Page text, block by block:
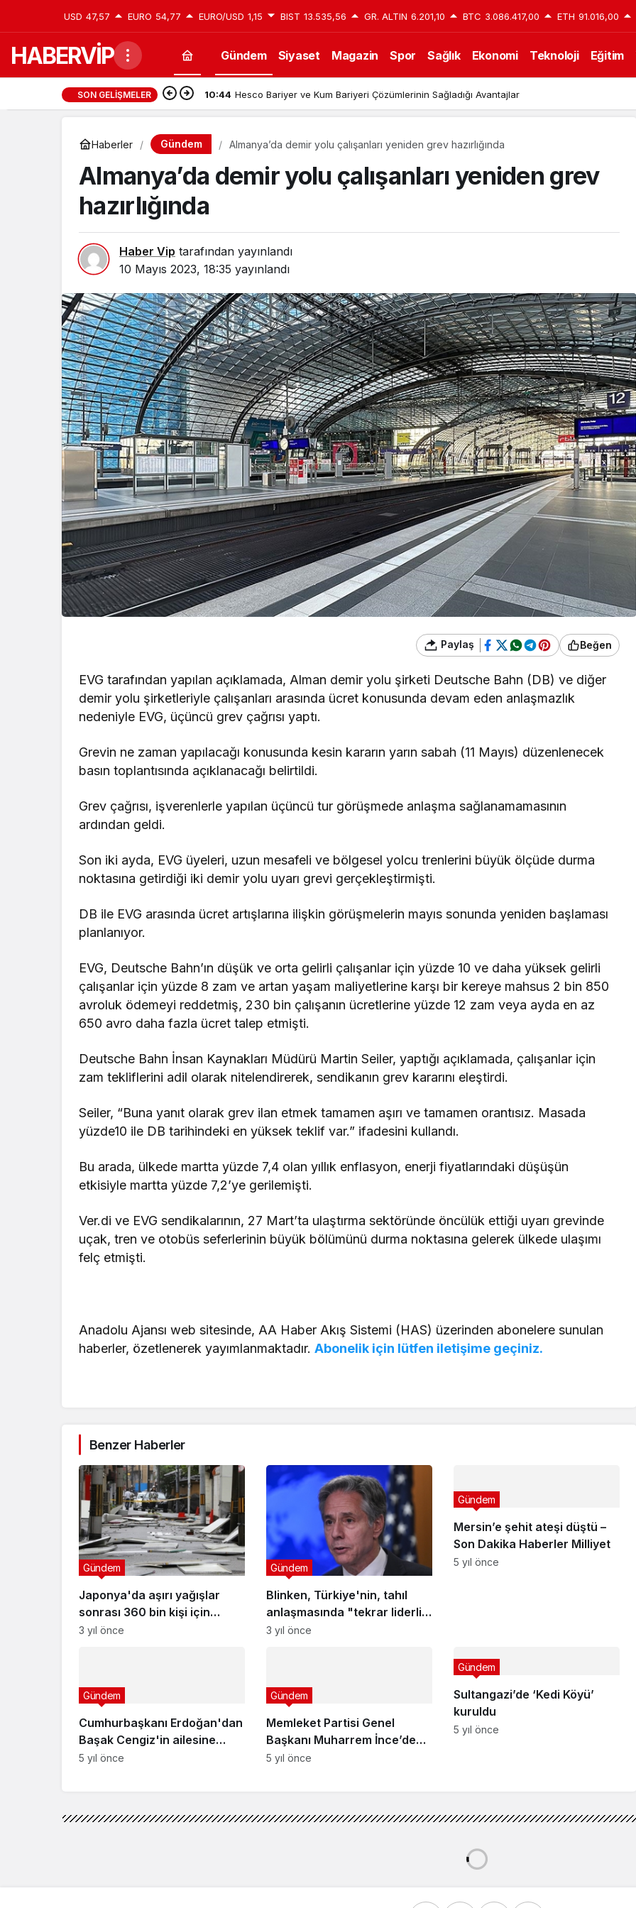
USD 47,57 EURO 54,77 EURO/USD 1,15 BIST 13.535,56 GR. ALTIN 6.201,10 BTC 3.086.417,00 ETH 91.016,00
HABERVİP Gündem Siyaset Magazin Spor Sağlık Ekonomi Teknoloji Eğitim
SON GELIŞMELER 10:44 Hesco Bariyer ve Kum Bariyeri Çözümlerinin Sağladığı Avantajlar
Haberler Gündem Almanya’da demir yolu çalışanları yeniden grev hazırlığında
Almanya’da demir yolu çalışanları yeniden grev
hazırlığında
Haber Vip tarafından yayınlandı
10 Mayıs 2023, 18:35 yayınlandı
Paylaş Beğen
EVG tarafından yapılan açıklamada, Alman demir yolu şirketi Deutsche Bahn (DB) ve diğer
demir yolu şirketleriyle çalışanları arasında ücret konusunda devam eden anlaşmazlık
nedeniyle EVG, üçüncü grev çağrısı yaptı.
Grevin ne zaman yapılacağı konusunda kesin kararın yarın sabah (11 Mayıs) düzenlenecek
basın toplantısında açıklanacağı belirtildi.
Grev çağrısı, işverenlerle yapılan üçüncü tur görüşmede anlaşma sağlanamamasının
ardından geldi.
Son iki ayda, EVG üyeleri, uzun mesafeli ve bölgesel yolcu trenlerini büyük ölçüde durma
noktasına getirdiği iki demir yolu uyarı grevi gerçekleştirmişti.
DB ile EVG arasında ücret artışlarına ilişkin görüşmelerin mayıs sonunda yeniden başlaması
planlanıyor.
EVG, Deutsche Bahn’ın düşük ve orta gelirli çalışanlar için yüzde 10 ve daha yüksek gelirli
çalışanlar için yüzde 8 zam ve artan yaşam maliyetlerine karşı bir kereye mahsus 2 bin 850
avroluk ödemeyi reddetmiş, 230 bin çalışanın ücretlerine yüzde 12 zam veya ayda en az
650 avro daha fazla ücret talep etmişti.
Deutsche Bahn İnsan Kaynakları Müdürü Martin Seiler, yaptığı açıklamada, çalışanlar için
zam tekliflerini adil olarak nitelendirerek, sendikanın grev kararını eleştirdi.
Seiler, “Buna yanıt olarak grev ilan etmek tamamen aşırı ve tamamen orantısız. Masada
yüzde10 ile DB tarihindeki en yüksek teklif var.” ifadesini kullandı.
Bu arada, ülkede martta yüzde 7,4 olan yıllık enflasyon, enerji fiyatlarındaki düşüşün
etkisiyle martta yüzde 7,2’ye gerilemişti.
Ver.di ve EVG sendikalarının, 27 Mart’ta ulaştırma sektöründe öncülük ettiği uyarı grevinde
uçak, tren ve otobüs seferlerinin büyük bölümünü durma noktasına gelerek ülkede ulaşımı
felç etmişti.
Anadolu Ajansı web sitesinde, AA Haber Akış Sistemi (HAS) üzerinden abonelere sunulan
haberler, özetlenerek yayımlanmaktadır.Abonelik için lütfen iletişime geçiniz.
Benzer Haberler
Japonya'da aşırı yağışlar
sonrası 360 bin kişi için
tahliye çağrısı
Gündem
3 yıl önce
Blinken, Türkiye'nin, tahıl
anlaşmasında "tekrar liderlik
rolünü üstlenmesini" istedi
Gündem
3 yıl önce
Mersin’e şehit ateşi düştü –
Son Dakika Haberler Milliyet
Gündem
5 yıl önce
Cumhurbaşkanı Erdoğan'dan
Başak Cengiz'in ailesine
başsağlığı telefonu
Gündem
5 yıl önce
Memleket Partisi Genel
Başkanı Muharrem İnce’den
CHP’ye tezkere tepkisi:
Gündem
5 yıl önce
Sultangazi’de ‘Kedi Köyü’
kuruldu
Gündem
5 yıl önce
Türkiye-Suriye ilişkilerinin ilerletilmesi için yol haritası hazırlanacak